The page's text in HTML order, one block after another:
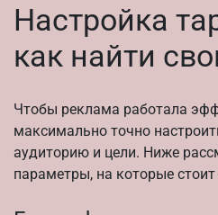
Настройка
как найти
Чтобы реклама работала
максимально точно
аудиторию и цели. Ниже
параметры, на которые